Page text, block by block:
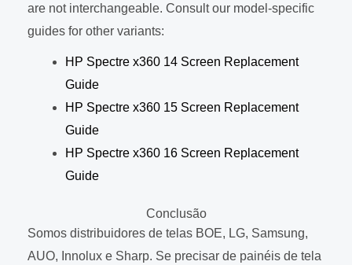
are not interchangeable. Consult our model-specific
guides for other variants:
HP Spectre x360 14 Screen Replacement
Guide
HP Spectre x360 15 Screen Replacement
Guide
HP Spectre x360 16 Screen Replacement
Guide
Conclusão
Somos distribuidores de telas BOE, LG, Samsung,
AUO, Innolux e Sharp. Se precisar de painéis de tela